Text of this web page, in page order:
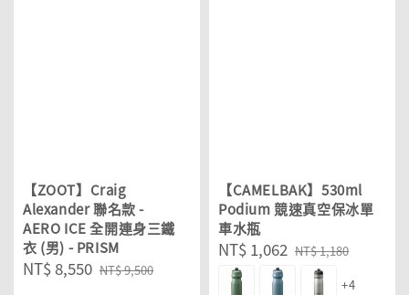
【ZOOT】Craig
Alexander 聯名款 -
AERO ICE 全開連身三鐵
衣 (男) - PRISM
Sale
NT$ 8,550 Regular
NT$ 9,500
【CAMELBAK】530ml
Podium 競速真空保冰單
車水瓶
Sale
price
NT$ 1,062 Regular
price
NT$ 1,180
+4